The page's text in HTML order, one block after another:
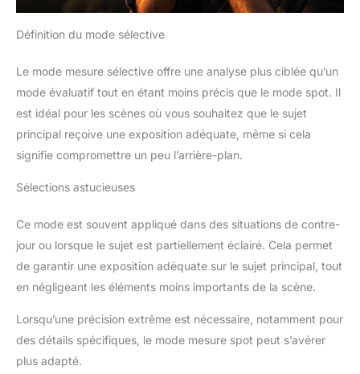
Définition du mode sélective
Le mode mesure sélective offre une analyse plus ciblée qu’un
mode évaluatif tout en étant moins précis que le mode spot. Il
est idéal pour les scènes où vous souhaitez que le sujet
principal reçoive une exposition adéquate, même si cela
signifie compromettre un peu l’arrière-plan.
Sélections astucieuses
Ce mode est souvent appliqué dans des situations de contre-
jour ou lorsque le sujet est partiellement éclairé. Cela permet
de garantir une exposition adéquate sur le sujet principal, tout
en négligeant les éléments moins importants de la scène.
Lorsqu’une précision extrême est nécessaire, notamment pour
des détails spécifiques, le mode mesure spot peut s’avérer
plus adapté.